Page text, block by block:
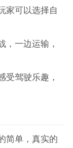
家可以选择自
，一边运输，
受驾驶乐趣，
简单，真实的